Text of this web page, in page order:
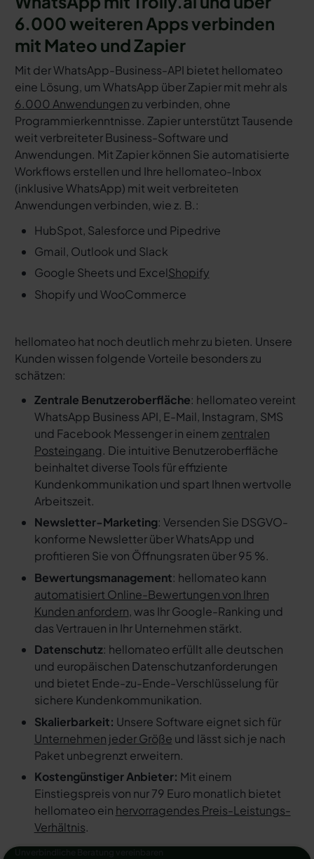
6.000 weiteren Apps verbinden
mit Mateo und Zapier
Mit der WhatsApp-Business-API bietet hellomateo
eine Lösung, um WhatsApp über Zapier mit mehr als
6.000 Anwendungenzu verbinden, ohne
Programmierkenntnisse. Zapier unterstützt Tausende
weit verbreiteter Business-Software und
Anwendungen. Mit Zapier können Sie automatisierte
Workflows erstellen und Ihre hellomateo-Inbox
(inklusive WhatsApp) mit weit verbreiteten
Anwendungen verbinden, wie z. B.:
HubSpot, Salesforce und Pipedrive
Gmail, Outlook und Slack
Google Sheets und ExcelShopify
Shopify und WooCommerce
hellomateo hat noch deutlich mehr zu bieten. Unsere
Kunden wissen folgende Vorteile besonders zu
schätzen:
Zentrale Benutzeroberfläche: hellomateo vereint
WhatsApp Business API, E-Mail, Instagram, SMS
und Facebook Messenger in einem zentralen
Posteingang. Die intuitive Benutzeroberfläche
beinhaltet diverse Tools für effiziente
Kundenkommunikation und spart Ihnen wertvolle
Arbeitszeit.
Newsletter-Marketing: Versenden Sie DSGVO-
konforme Newsletter über WhatsApp und
profitieren Sie von Öffnungsraten über 95 %.
Bewertungsmanagement: hellomateo kann
automatisiert Online-Bewertungen von Ihren
Kunden anfordern, was Ihr Google-Ranking und
das Vertrauen in Ihr Unternehmen stärkt.
Datenschutz: hellomateo erfüllt alle deutschen
und europäischen Datenschutzanforderungen
und bietet Ende-zu-Ende-Verschlüsselung für
sichere Kundenkommunikation.
Skalierbarkeit: Unsere Software eignet sich für
Unternehmen jeder Größe und lässt sich je nach
Paket unbegrenzt erweitern.
Kostengünstiger Anbieter: Mit einem
Einstiegspreis von nur 79 Euro monatlich bietet
hellomateo ein hervorragendes Preis-Leistungs-
Verhältnis.